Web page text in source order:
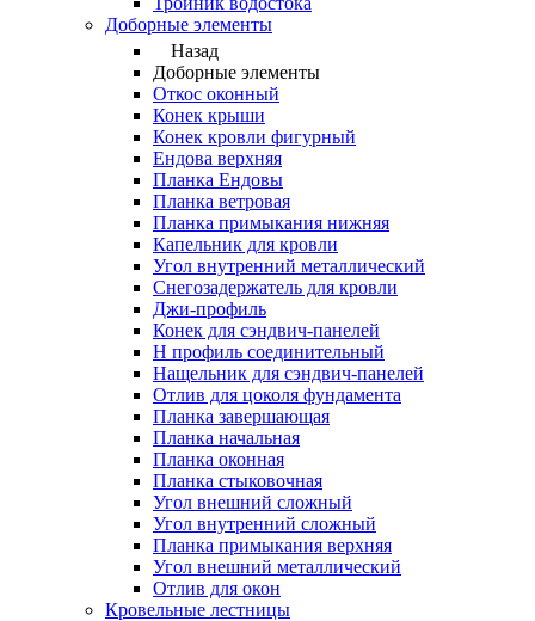
Доборные элементы
Назад
Доборные элементы
Откос оконный
Конек крыши
Конек кровли фигурный
Ендова верхняя
Планка Ендовы
Планка ветровая
Планка примыкания нижняя
Капельник для кровли
Угол внутренний металлический
Снегозадержатель для кровли
Джи-профиль
Конек для сэндвич-панелей
Н профиль соединительный
Нащельник для сэндвич-панелей
Отлив для цоколя фундамента
Планка завершающая
Планка начальная
Планка оконная
Планка стыковочная
Угол внешний сложный
Угол внутренний сложный
Планка примыкания верхняя
Угол внешний металлический
Отлив для окон
Кровельные лестницы